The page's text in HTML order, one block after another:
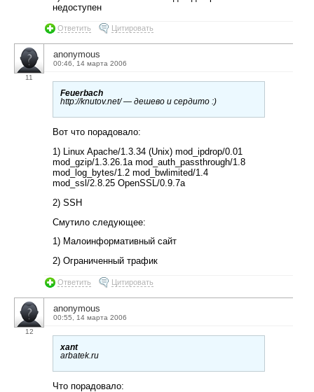
недоступен
Ответить Цитировать
11
anonymous
00:46, 14 марта 2006
Feuerbach
http://knutov.net/ — дешево и сердито :)
Вот что порадовало:
1) Linux Apache/1.3.34 (Unix) mod_ipdrop/0.01
mod_gzip/1.3.26.1a mod_auth_passthrough/1.8
mod_log_bytes/1.2 mod_bwlimited/1.4
mod_ssl/2.8.25 OpenSSL/0.9.7a
2) SSH
Смутило следующее:
1) Малоинформативный сайт
2) Ограниченный трафик
Ответить Цитировать
12
anonymous
00:55, 14 марта 2006
xant
arbatek.ru
Что порадовало: